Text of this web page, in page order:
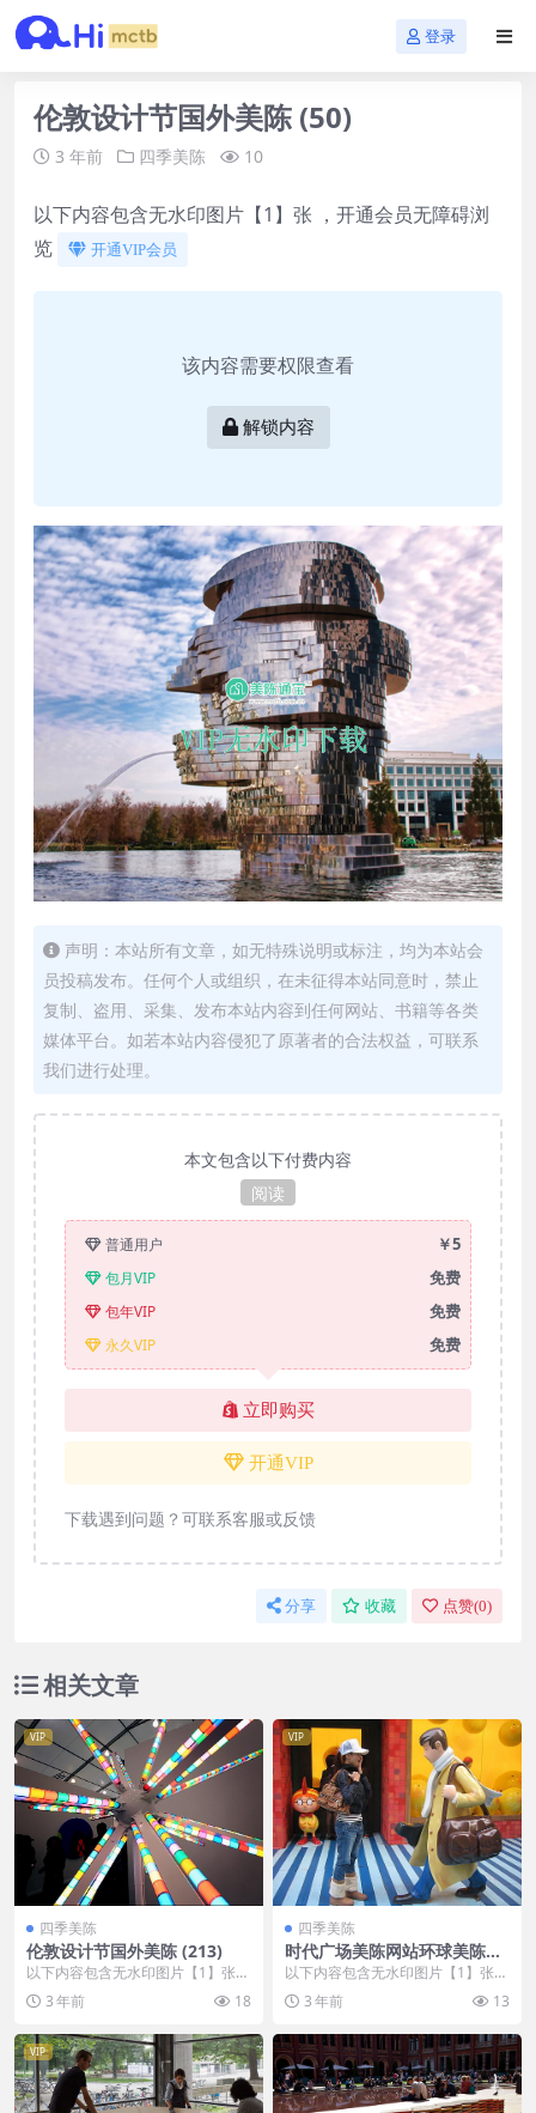
登录
伦敦设计节国外美陈 (50)
3 年前 四季美陈 10
以下内容包含无水印图片【1】张 ，开通会员无障碍浏
览
开通VIP会员
该内容需要权限查看
解锁内容
声明：本站所有文章，如无特殊说明或标注，均为本站会
员投稿发布。任何个人或组织，在未征得本站同意时，禁止
复制、盗用、采集、发布本站内容到任何网站、书籍等各类
媒体平台。如若本站内容侵犯了原著者的合法权益，可联系
我们进行处理。
本文包含以下付费内容
阅读
普通用户 ￥5
包月VIP 免费
包年VIP 免费
永久VIP 免费
立即购买
开通VIP
下载遇到问题？可联系客服或反馈
分享 收藏 点赞(0)
相关文章
VIP
四季美陈
伦敦设计节国外美陈 (213)
以下内容包含无水印图片【1】张
，开通会员无障碍浏览 开通VIP会
员 3 年前 18
VIP
四季美陈
时代广场美陈网站环球美陈网
(36)
以下内容包含无水印图片【1】张
，开通会员无障碍浏览 开通VIP会
员 3 年前 13
VIP